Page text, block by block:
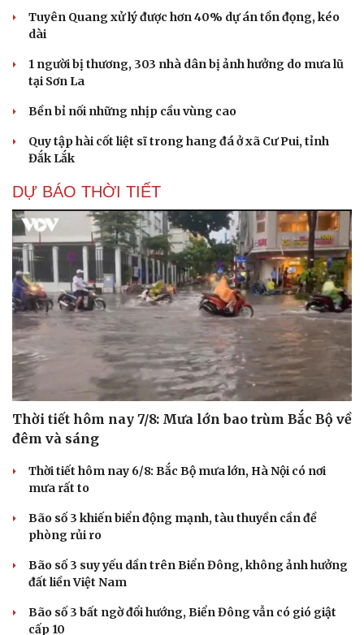
Tuyên Quang xử lý được hơn 40% dự án tồn đọng, kéo
dài
1 người bị thương, 303 nhà dân bị ảnh hưởng do mưa lũ
tại Sơn La
Bền bỉ nối những nhịp cầu vùng cao
Quy tập hài cốt liệt sĩ trong hang đá ở xã Cư Pui, tỉnh
Đắk Lắk
DỰ BÁO THỜI TIẾT
Thời tiết hôm nay 7/8: Mưa lớn bao trùm Bắc Bộ về
đêm và sáng
Thời tiết hôm nay 6/8: Bắc Bộ mưa lớn, Hà Nội có nơi
mưa rất to
Bão số 3 khiến biển động mạnh, tàu thuyền cần đề
phòng rủi ro
Bão số 3 suy yếu dần trên Biển Đông, không ảnh hưởng
đất liền Việt Nam
Bão số 3 bất ngờ đổi hướng, Biển Đông vẫn có gió giật
cấp 10